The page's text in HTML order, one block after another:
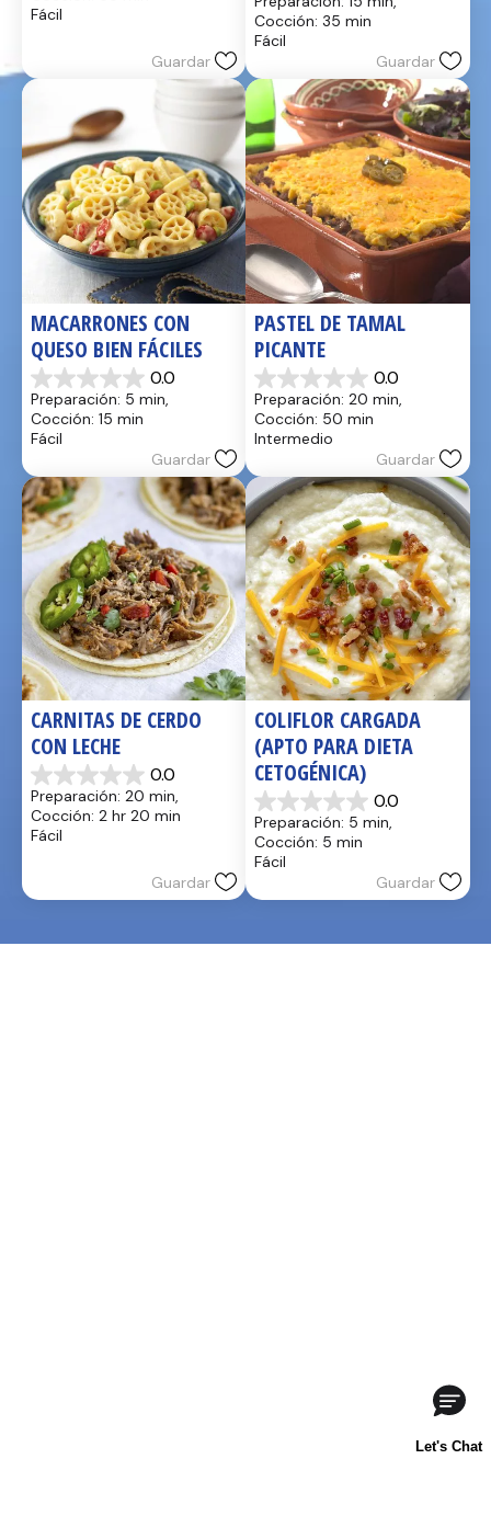
estrellas.
Fácil
Guardar
de
5
estrellas.
reseñas
Cocción: 35 min
Fácil
Guardar
MACARRONES CON
QUESO BIEN FÁCILES
0.0
0.0
de
5
estrellas.
Preparación: 5 min,
Cocción: 15 min
Fácil
Guardar
PASTEL DE TAMAL
PICANTE
0.0
0.0
de
5
estrellas.
Preparación: 20 min,
Cocción: 50 min
Intermedio
Guardar
CARNITAS DE CERDO
CON LECHE
0.0
0.0
de
5
estrellas.
Preparación: 20 min,
Cocción: 2 hr 20 min
Fácil
Guardar
COLIFLOR CARGADA
(APTO PARA DIETA
CETOGÉNICA)
0.0
0.0
de
5
estrellas.
Preparación: 5 min,
Cocción: 5 min
Fácil
Guardar